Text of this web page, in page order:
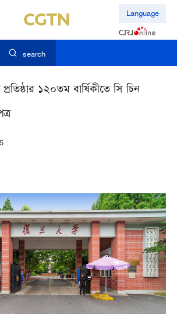
Language
search
১২০তম বার্ষিকীতে সি চিন